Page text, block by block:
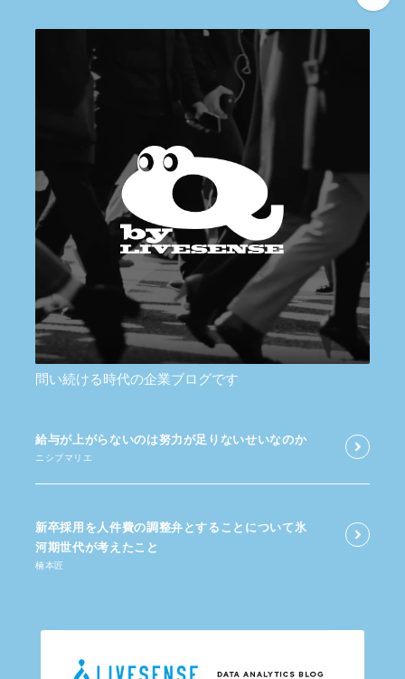
問い続ける時代の企業ブログです
給与が​上がらないのは​努力が​足りないせいなのか
ニシブマリエ
新卒採用を​人件費の​調整弁と​する​ことに​ついて​氷
河期世代が​考えた​こと
楠本匠